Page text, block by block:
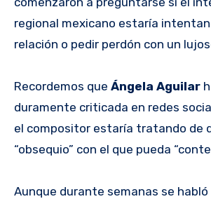
regional mexicano estaría
relación o pedir perdón con un
Recordemos que Ángela Aguilar
duramente criticada en redes
el compositor estaría tratando de
“obsequio” con el que pueda
Aunque durante semanas se habló